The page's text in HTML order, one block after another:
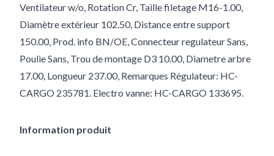
Ventilateur w/o, Rotation Cr, Taille filetage M16-1.00,
Diamètre extérieur 102.50, Distance entre support
150.00, Prod. info BN/OE, Connecteur regulateur Sans,
Poulie Sans, Trou de montage D3 10.00, Diametre arbre
17.00, Longueur 237.00, Remarques Régulateur: HC-
CARGO 235781. Electro vanne: HC-CARGO 133695.
Information produit